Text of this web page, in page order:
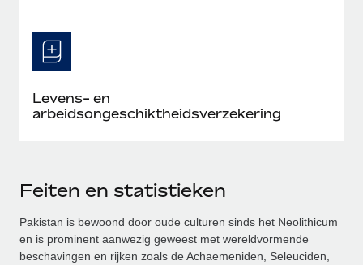
Levens- en
arbeidsongeschiktheidsverzekering
Feiten en statistieken
Pakistan is bewoond door oude culturen sinds het Neolithicum
en is prominent aanwezig geweest met wereldvormende
beschavingen en rijken zoals de Achaemeniden, Seleuciden,